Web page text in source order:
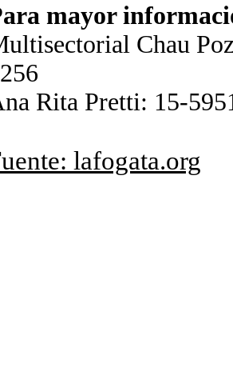
mayor
Chau
Rita Pretti: 15-
lafogata.org